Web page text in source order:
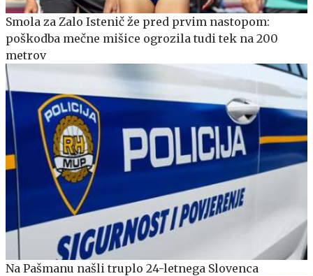
Smola za Zalo Istenič že pred prvim nastopom:
poškodba mečne mišice ogrozila tudi tek na 200
metrov
Na Pašmanu našli truplo 24-letnega Slovenca